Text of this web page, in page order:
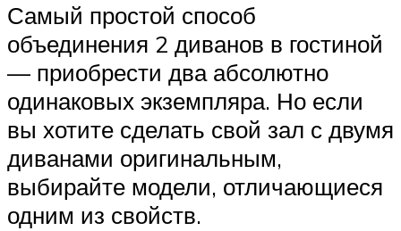
Самый простой способ
объединения 2 диванов в гостиной
— приобрести два абсолютно
одинаковых экземпляра. Но если
вы хотите сделать свой зал с двумя
диванами оригинальным,
выбирайте модели, отличающиеся
одним из свойств.